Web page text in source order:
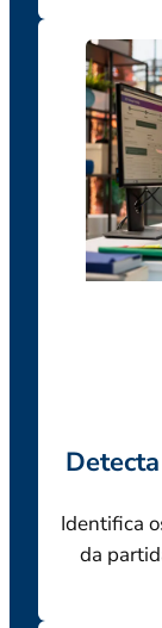
Identifica
da